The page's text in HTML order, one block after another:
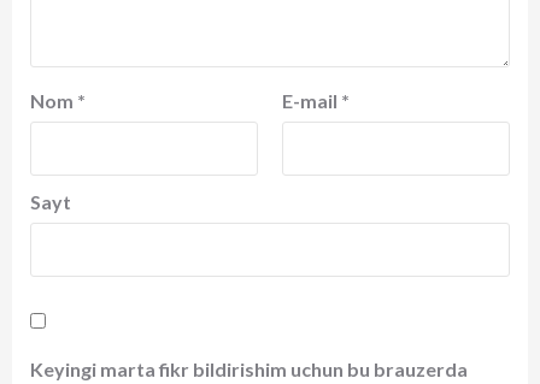
Nom * E-mail *
Sayt
Keyingi marta fikr bildirishim uchun bu brauzerda